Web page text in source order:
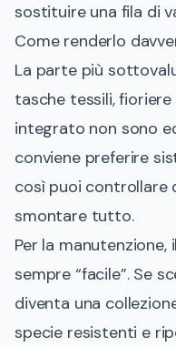
sostituire una fila di
Come renderlo
La parte più
tasche tessili,
integrato non sono
conviene preferire
così puoi controllare
smontare tutto.
Per la
sempre “facile”. Se
diventa una
specie resistenti e